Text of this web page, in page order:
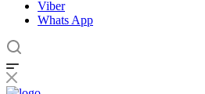
Viber
Whats App